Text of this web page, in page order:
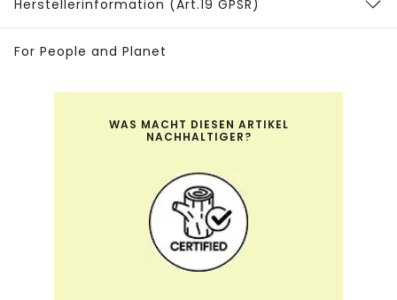
Herstellerinformation (Art.19 GPSR)
For People and Planet
WAS MACHT DIESEN ARTIKEL
NACHHALTIGER?